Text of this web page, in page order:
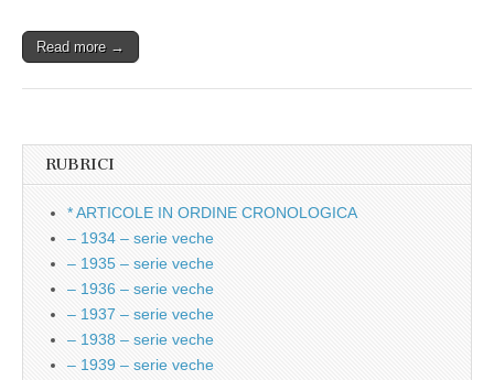
Read more →
RUBRICI
* ARTICOLE IN ORDINE CRONOLOGICA
– 1934 – serie veche
– 1935 – serie veche
– 1936 – serie veche
– 1937 – serie veche
– 1938 – serie veche
– 1939 – serie veche